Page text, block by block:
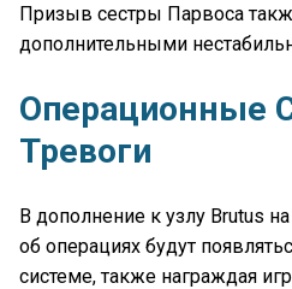
Призыв сестры Парвоса
дополнительными
Операционные
Тревоги
В дополнение к узлу Brutus
об операциях будут
системе, также награждая